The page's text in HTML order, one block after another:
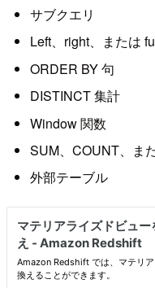
サブクエリ
Left、right、または
ORDER BY 句
DISTINCT 集計
Window 関数
SUM、COUNT、ま
外部テーブル